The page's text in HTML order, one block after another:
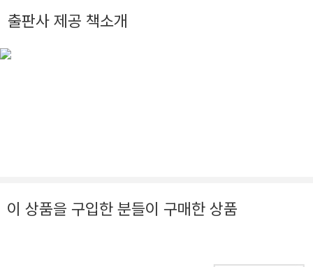
출판사 제공 책소개
이 상품을 구입한 분들이 구매한 상품